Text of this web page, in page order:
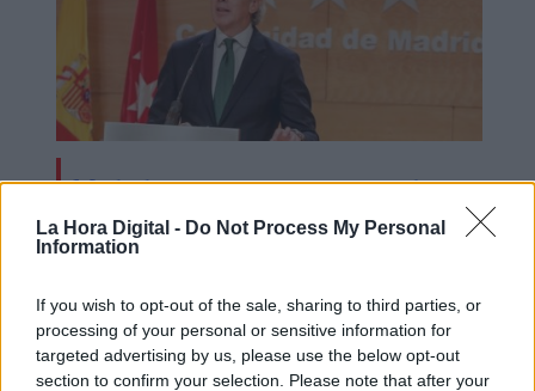
La Hora Digital - Do Not Process My Personal
Information
If you wish to opt-out of the sale, sharing to third parties, or
processing of your personal or sensitive information for
targeted advertising by us, please use the below opt-out
section to confirm your selection. Please note that after your
Madrid no ve necesario esperar hasta
después de Semana Santa para retirar
las mascarillas
OPINIONES DIVERSAS